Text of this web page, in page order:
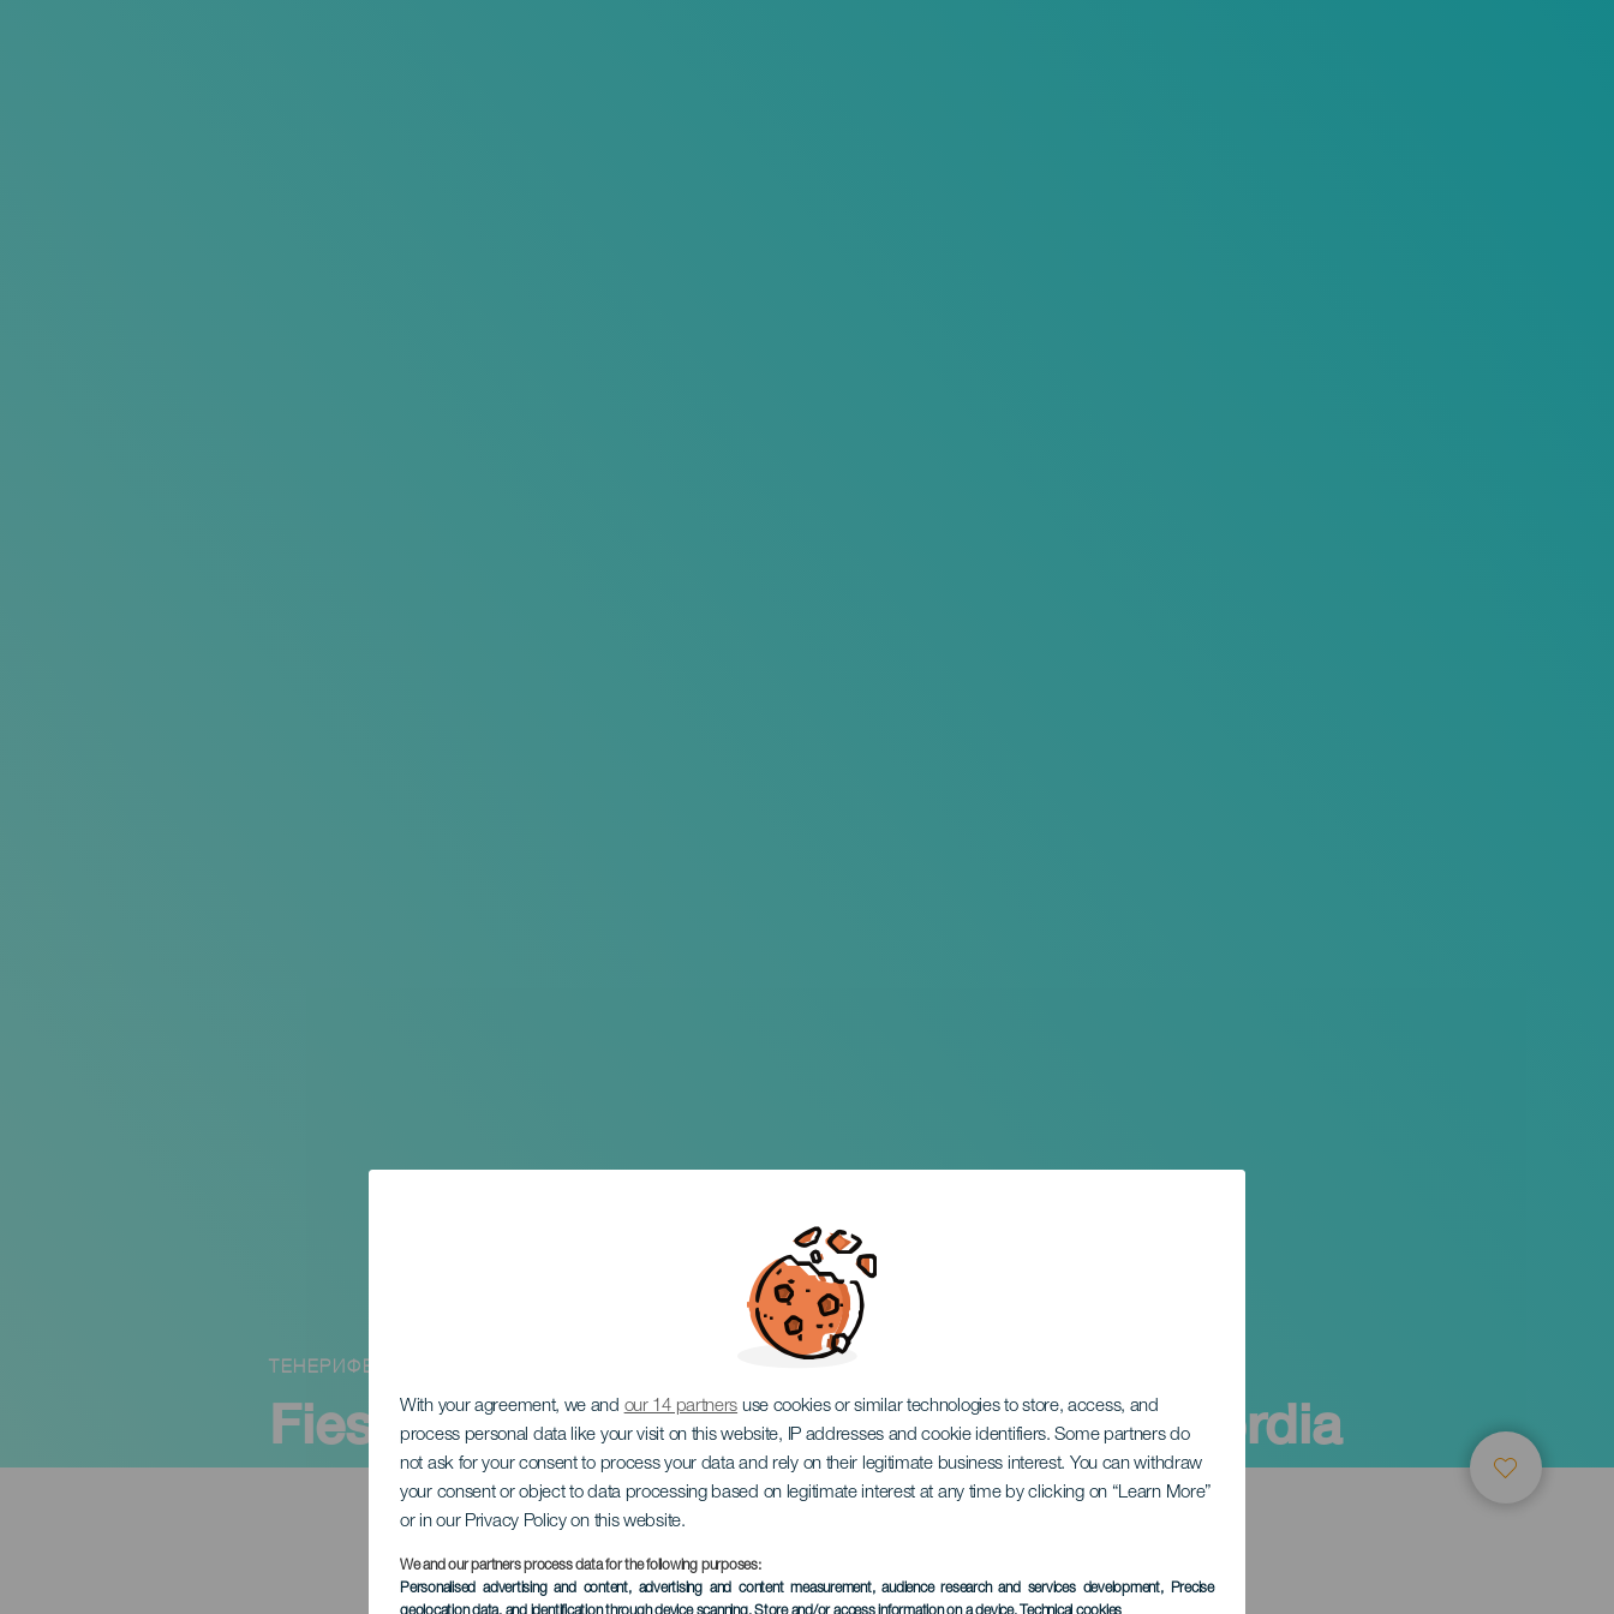
With your agreement, we and our 14 partners use cookies or similar technologies to store, access, and
process personal data like your visit on this website, IP addresses and cookie identifiers. Some partners do
not ask for your consent to process your data and rely on their legitimate business interest. You can withdraw
your consent or object to data processing based on legitimate interest at any time by clicking on “Learn More”
or in our Privacy Policy on this website.
We and our partners process data for the following purposes:
Personalised advertising and content, advertising and content measurement, audience research and services development, Precise
Fiestas Lustrales Cristo De La Misericordia
ТЕНЕРИФЕ
ПРОШЕДШЕЕ МЕРОПРИЯТИЕ